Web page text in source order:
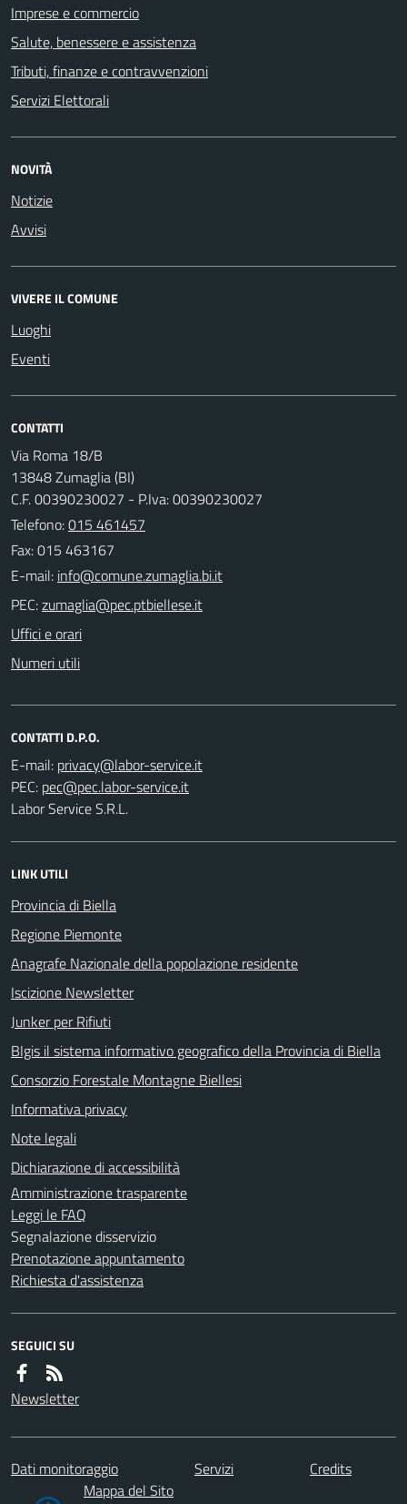
Imprese e commercio
Salute, benessere e assistenza
Tributi, finanze e contravvenzioni
Servizi Elettorali
NOVITÀ
Notizie
Avvisi
VIVERE IL COMUNE
Luoghi
Eventi
CONTATTI
Via Roma 18/B
13848 Zumaglia (BI)
C.F. 00390230027 - P.Iva: 00390230027
Telefono:015 461457
Fax: 015 463167
E-mail:
PEC:
Uffici e orari
Numeri utili
CONTATTI D.P.O.
E-mail:
PEC:
Labor Service S.R.L.
LINK UTILI
Provincia di Biella
Regione Piemonte
Anagrafe Nazionale della popolazione residente
Iscizione Newsletter
Junker per Rifiuti
BIgis il sistema informativo geografico della Provincia di Biella
Consorzio Forestale Montagne Biellesi
Informativa privacy
Note legali
Dichiarazione di accessibilità
Amministrazione trasparente
Leggi le FAQ
Segnalazione disservizio
Prenotazione appuntamento
Richiesta d'assistenza
SEGUICI SU
Newsletter
Dati monitoraggio Servizi
Credits
Mappa del Sito